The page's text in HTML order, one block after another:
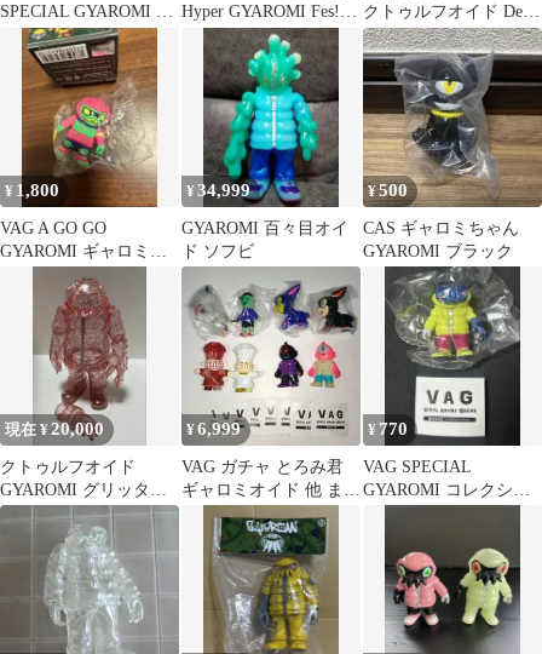
SPECIAL GYAROMI ク
トゥルフオイド イカリ
Hyper GYAROMI Fes!
墓場の画廊
クトゥルフオイド Devil
Toys 完売品 レア
¥ 1,800
VAG A GO GO
GYAROMI ギャロミ
ハスターオイド
¥34,999
GYAROMI 百々目オイ
ド ソフビ
¥500
CAS ギャロミちゃん
GYAROMI ブラック
現在 ¥20,000
クトゥルフオイド
GYAROMI グリッター
ギャロミ
¥6,999
VAG ガチャ とろみ君
ギャロミオイド 他 まと
¥ 770
VAG SPECIAL
GYAROMI コレクショ